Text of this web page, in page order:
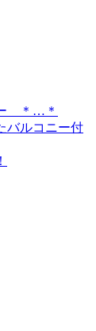
＊…＊
バルコニー付